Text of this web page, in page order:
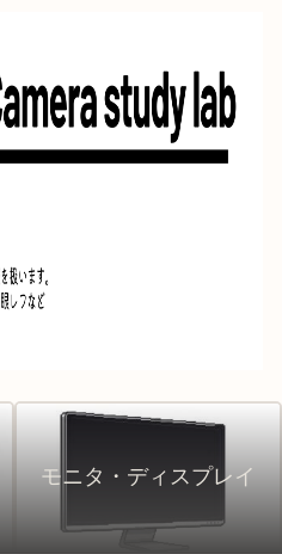
モニタ・ディスプレイ